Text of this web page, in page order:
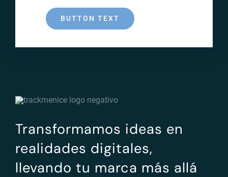
BUTTON TEXT
Transformamos ideas en
realidades digitales,
llevando tu marca más allá